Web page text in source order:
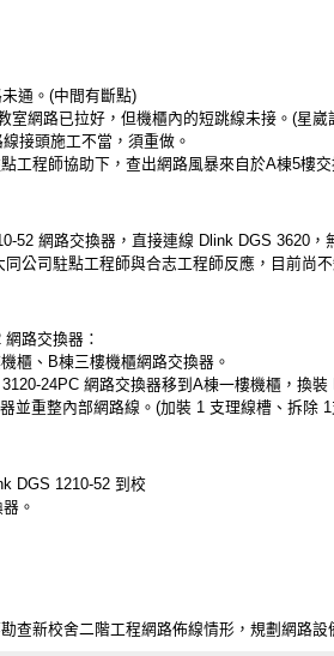
通。(中間有斷點)
室網路已拉好，但機櫃內的短跳線未接。(星
接頭施工不當，須重做。
工程師協助下，查出網路風暴來自於A棟5樓
52 網路交換器，直接連線 Dlink DGS 3620
公司駐點工程師與合志工程師反應，目前尚不
路交換器：
櫃、B棟三樓機櫃網路交換器。
24PC 網路交換器移到A棟一樓機櫃，換裝
並重整內部網路線。(加裝 1 支理線槽、拆除
DGS 1210-52 到校
。
查新校舍二階工程網路佈線情形，規劃網路設